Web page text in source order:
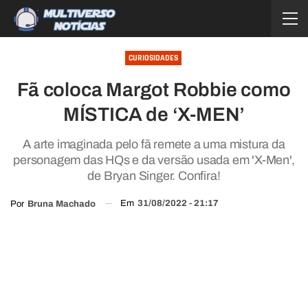
CURIOSIDADES
Fã coloca Margot Robbie como
MÍSTICA de ‘X-MEN’
A arte imaginada pelo fã remete a uma mistura da
personagem das HQs e da versão usada em 'X-Men',
de Bryan Singer. Confira!
Por Bruna Machado Em 31/08/2022 - 21:17